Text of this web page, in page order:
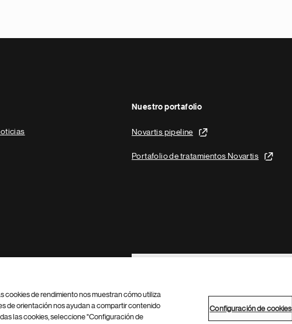
Nuestro portafolio
Novartis pipeline
Portafolio de tratamientos Novartis
Footer Site Search
cookies de rendimiento nos muestran cómo utiliza
de orientación nos ayudan a compartir contenido
las cookies, seleccione "Configuración de
Configuración de cookies